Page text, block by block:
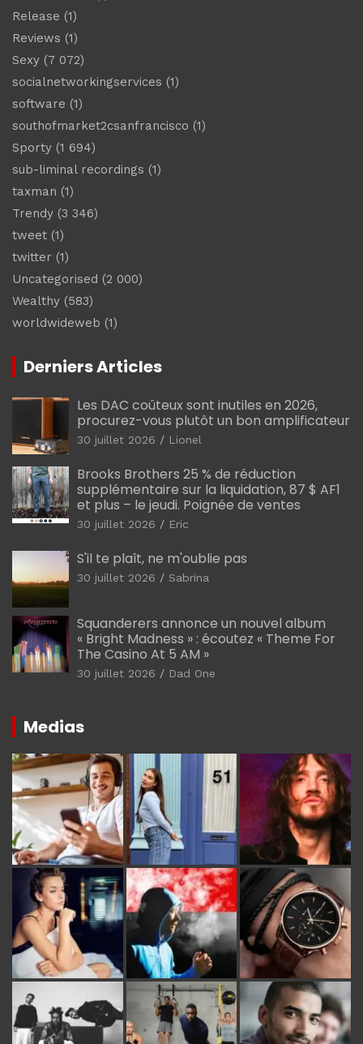
Release (1)
Reviews (1)
Sexy (7 072)
socialnetworkingservices (1)
software (1)
southofmarket2csanfrancisco (1)
Sporty (1 694)
sub-liminal recordings (1)
taxman (1)
Trendy (3 346)
tweet (1)
twitter (1)
Uncategorised (2 000)
Wealthy (583)
worldwideweb (1)
Derniers Articles
Les DAC coûteux sont inutiles en 2026,
procurez-vous plutôt un bon amplificateur
30 juillet 2026 Lionel
Brooks Brothers 25 % de réduction
supplémentaire sur la liquidation, 87 $ AF1
et plus – le jeudi. Poignée de ventes
30 juillet 2026 Eric
S'il te plaît, ne m'oublie pas
30 juillet 2026 Sabrina
Squanderers annonce un nouvel album
« Bright Madness » : écoutez « Theme For
The Casino At 5 AM »
30 juillet 2026 Dad One
Medias